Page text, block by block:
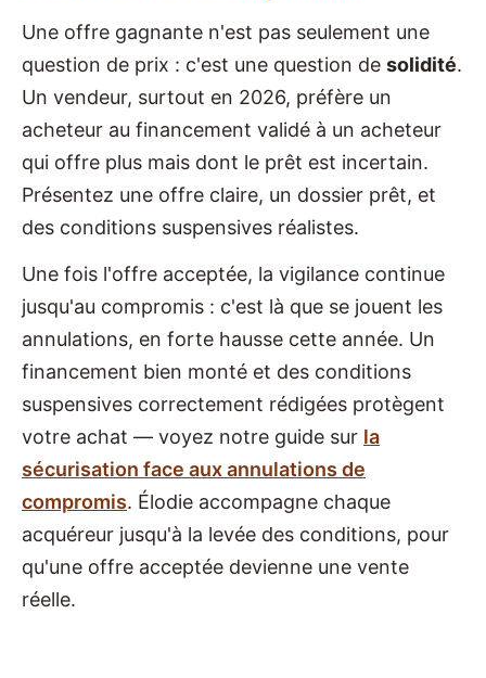
Une offre gagnante n'est pas seulement une
question de prix : c'est une question de solidité.
Un vendeur, surtout en 2026, préfère un
acheteur au financement validé à un acheteur
qui offre plus mais dont le prêt est incertain.
Présentez une offre claire, un dossier prêt, et
des conditions suspensives réalistes.
Une fois l'offre acceptée, la vigilance continue
jusqu'au compromis : c'est là que se jouent les
annulations, en forte hausse cette année. Un
financement bien monté et des conditions
suspensives correctement rédigées protègent
votre achat — voyez notre guide sur la
sécurisation face aux annulations de
compromis. Élodie accompagne chaque
acquéreur jusqu'à la levée des conditions, pour
qu'une offre acceptée devienne une vente
réelle.